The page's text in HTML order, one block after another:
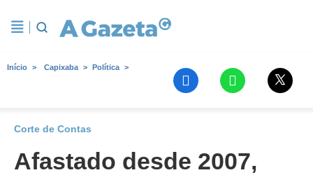
Início Capixaba Política
Corte de Contas
Afastado desde 2007,